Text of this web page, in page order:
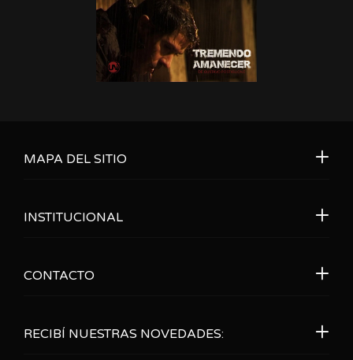
RECIBÍ NUESTRAS NOVEDADES:
MAPA DEL SITIO
INSTITUCIONAL
CONTACTO